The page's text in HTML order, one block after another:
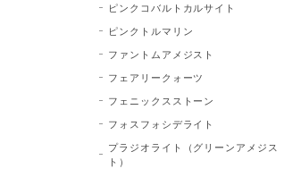
ピンクコバルトカルサイト
ピンクトルマリン
ファントムアメジスト
フェアリークォーツ
フェニックスストーン
フォスフォシデライト
プラジオライト（グリーンアメジス
ト）